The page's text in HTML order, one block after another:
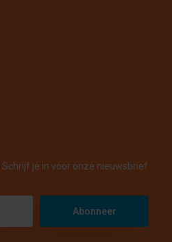
je in voor onze nieuwsbrief
Abonneer